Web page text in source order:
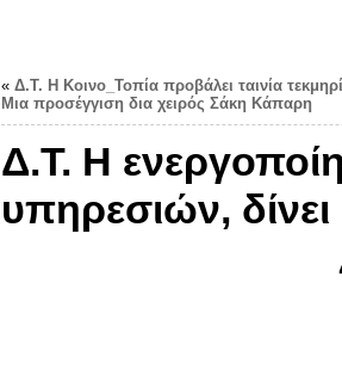
« Δ.Τ. Η Κοινο_Τοπία προβάλει ταινία
Μια προσέγγιση δια χειρός Σάκη Κάπαρη
Δ.Τ. Η
υπηρεσιών,